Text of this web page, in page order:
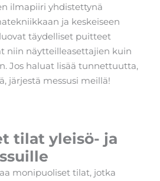
ilmapiiri yhdistettynä
ja keskeiseen
täydelliset puitteet
niin näytteilleasettajien kuin
Jos haluat lisää tunnettuutta,
järjestä messusi meillä!
tilat yleisö- ja
monipuoliset tilat, jotka